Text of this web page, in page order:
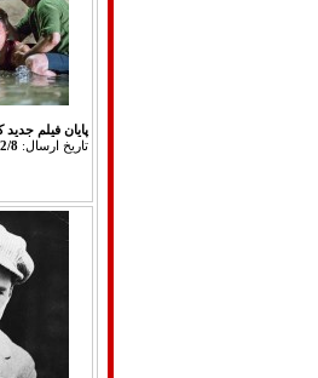
پایان فیلم جدید
تاريخ ارسال: 8